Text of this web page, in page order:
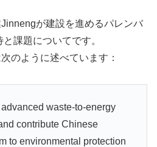
が建設を進めるパレンバ
課題についてです。
のように述べています：
waste-to-energy
contribute Chinese
to environmental protection